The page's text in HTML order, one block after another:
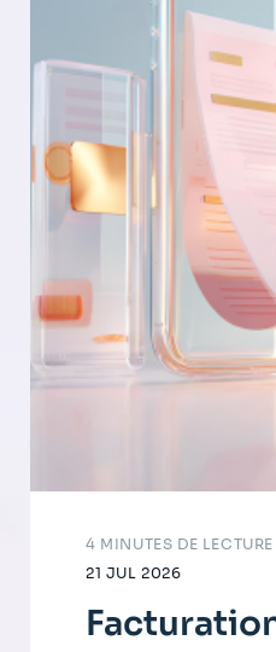
21 JUL 2026
4 MINUTES DE LECTURE